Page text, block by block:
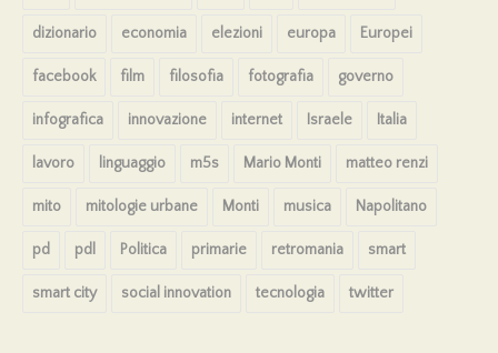
dizionario economia elezioni europa Europei
facebook film filosofia fotografia governo
infografica innovazione internet Israele Italia
lavoro linguaggio m5s Mario Monti matteo renzi
mito mitologie urbane Monti musica Napolitano
pd pdl Politica primarie retromania smart
smart city social innovation tecnologia twitter